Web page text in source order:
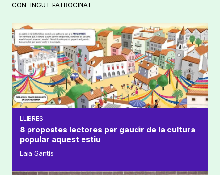
CONTINGUT PATROCINAT
LLIBRES
8 propostes lectores per gaudir de la cultura
popular aquest estiu
Laia Santís